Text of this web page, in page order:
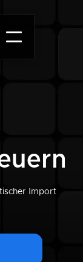
Import